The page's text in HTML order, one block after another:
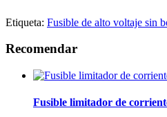
Etiqueta: Fusible de alto voltaje sin
Recomendar
Fusible limitador de